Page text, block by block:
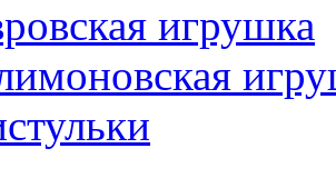
игрушка